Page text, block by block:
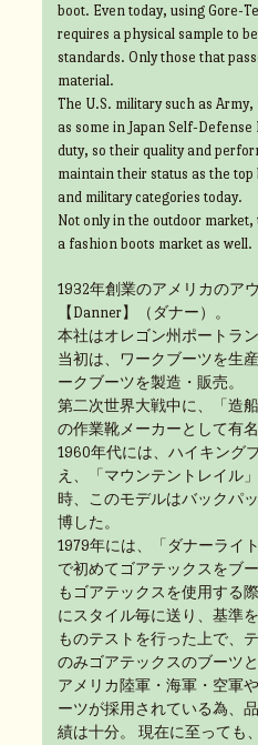
boot. Even today, using Gore-
requires a physical sample to
standards. Only those that
material.
The U.S. military such as
as some in Japan Self-
duty, so their quality and
maintain their status as the
and military categories today.
Not only in the outdoor
a fashion boots market as well.
1932年創業のアメリカのア
【Danner】（ダナー）。
本社はオレゴン州ポートラン
当初は、ワークブーツを生
ークブーツを製造・販売。
第二次世界大戦中に、「造
の作業靴メーカーとして有名
1960年代には、ハイキング
え、「マウンテントレイル
時、このモデルはバックパ
博した。
1979年には、「ダナーライ
で初めてゴアテックスをブ
もゴアテックスを使用する
にスタイル毎に送り、基準
ものテストを行った上で、
のみゴアテックスのブーツと
アメリカ陸軍・海軍・空軍
ーツが採用されている為、
績は十分。 現在に至っても